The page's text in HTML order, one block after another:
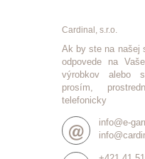
Cardinal, s.r.o.
Ak by ste na našej
odpovede na
výrobkov alebo
prosím,
telefonicky
info@e-